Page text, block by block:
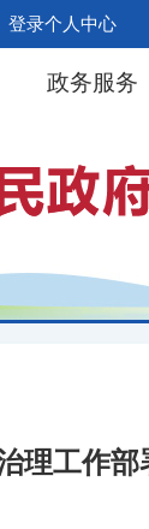
登录个人中心
政务服务
理工作部